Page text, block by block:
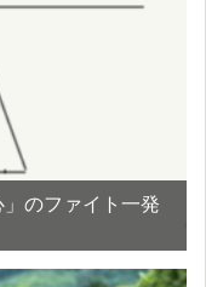
のファイト一発